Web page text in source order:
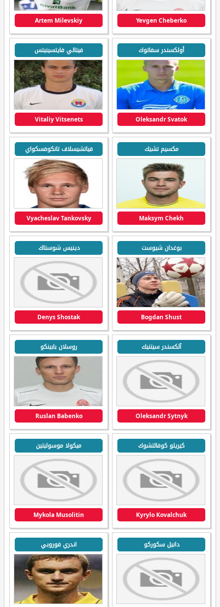
Yevgen Cheberko
Artem Milevskiy
أولكسندر سفاتوك
Oleksandr Svatok
فيتالي فايتسينيتس
Vitaliy Vitsenets
مكسيم تشيك
Maksym Chekh
فياتشيسلاف تانكوفسكواي
Vyacheslav Tankovsky
بوغدان شيوست
Bogdan Shust
دينيس شوستاك
Denys Shostak
آلكسندر سيتنيك
Oleksandr Sytnyk
روسلان بابينكو
Ruslan Babenko
كيريلو كوفالتشوك
Kyrylo Kovalchuk
ميكولا موسوليتين
Mykola Musolitin
دانيل سكوركو اندري فوروبي